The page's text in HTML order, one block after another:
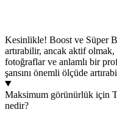
Kesinlikle! Boost ve Süper
artırabilir, ancak aktif
fotoğraflar ve anlamlı bir
şansını önemli ölçüde
Maksimum görünürlük için
nedir?